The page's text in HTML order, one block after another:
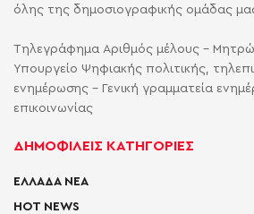
όλης της δημοσιογραφικής ομάδας
Τηλεγράφημα Αριθμός μέλους -
Υπουργείο Ψηφιακής πολιτικής,
ενημέρωσης - Γενική γραμματεία
επικοινωνίας
ΔΗΜΟΦΙΛΕΙΣ ΚΑΤΗΓΟΡΙΕΣ
ΕΛΛΑΔΑ ΝΕΑ
HOT NEWS